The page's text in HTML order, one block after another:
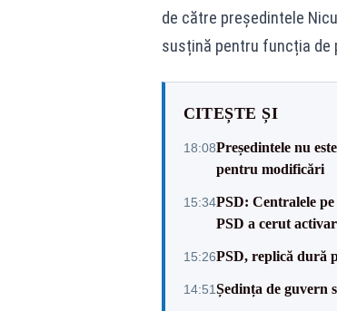
de către președintele
susțină pentru funcția de
CITEȘTE ȘI
18:08Președintele nu
pentru modificări
15:34PSD: Centralele
PSD a cerut
15:26PSD, replică dură
14:51Ședința de guvern